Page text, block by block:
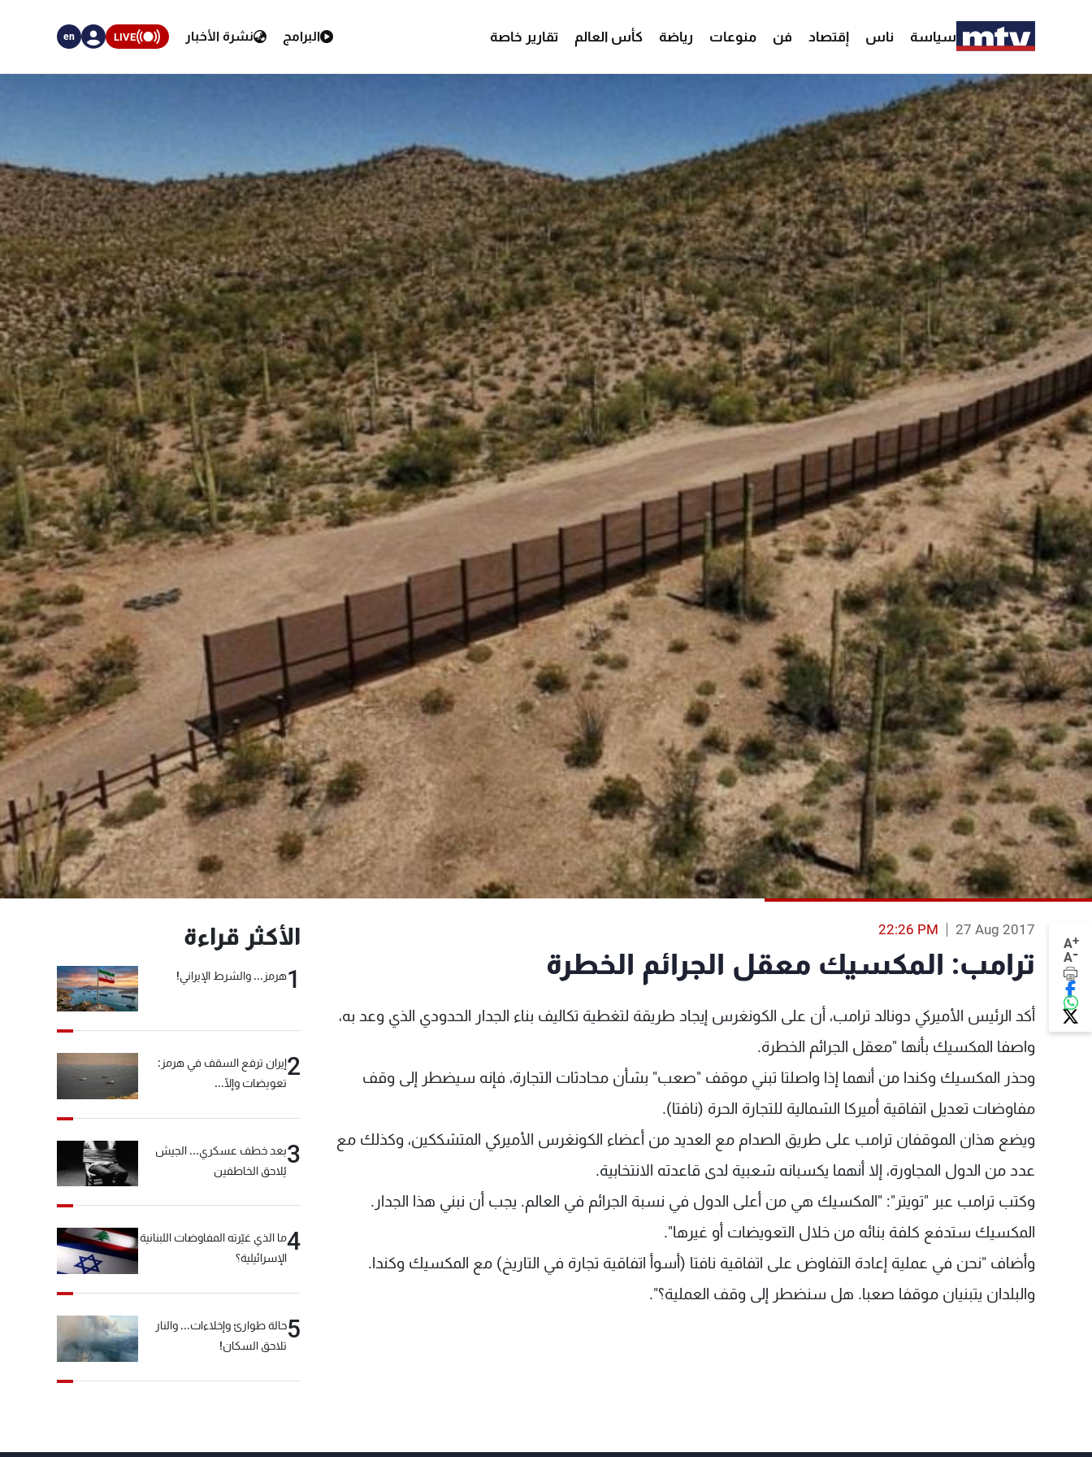
سياسة ناس إقتصاد فن منوعات رياضة كأس العالم تقارير خاصة البرامج نشرة الأخبار LIVE
en
A+
A-
27 Aug 2017
22:26 PM
ترامب: المكسيك معقل الجرائم الخطرة
أكد الرئيس الأميركي دونالد ترامب، أن على الكونغرس إيجاد طريقة لتغطية تكاليف بناء الجدار الحدودي الذي وعد به،
واصفا المكسيك بأنها "معقل الجرائم الخطرة.
وحذر المكسيك وكندا من أنهما إذا واصلتا تبني موقف "صعب" بشأن محادثات التجارة، فإنه سيضطر إلى وقف
مفاوضات تعديل اتفاقية أميركا الشمالية للتجارة الحرة (نافتا).
ويضع هذان الموقفان ترامب على طريق الصدام مع العديد من أعضاء الكونغرس الأميركي المتشككين، وكذلك مع
عدد من الدول المجاورة، إلا أنهما يكسبانه شعبية لدى قاعدته الانتخابية.
وكتب ترامب عبر "تويتر": "المكسيك هي من أعلى الدول في نسبة الجرائم في العالم. يجب أن نبني هذا الجدار.
المكسيك ستدفع كلفة بنائه من خلال التعويضات أو غيرها".
وأضاف "نحن في عملية إعادة التفاوض على اتفاقية نافتا (أسوأ اتفاقية تجارة في التاريخ) مع المكسيك وكندا.
والبلدان يتبنيان موقفا صعبا. هل سنضطر إلى وقف العملية؟".
الأكثر قراءة
1هرمز... والشرط الإيراني!
2إيران ترفع السقف في هرمز:
تعويضات وإلّا...
3بعد خطف عسكري... الجيش
يُلاحق الخاطفين
4ما الذي غيّرته المفاوضات اللبنانية
الإسرائيلية؟
5حالة طوارئ وإخلاءات... والنار
تلاحق السكان!